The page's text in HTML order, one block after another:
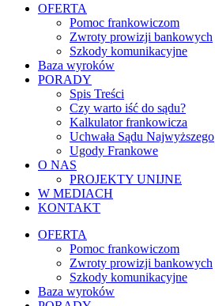
OFERTA
Pomoc frankowiczom
Zwroty prowizji bankowych
Szkody komunikacyjne
Baza wyroków
PORADY
Spis Treści
Czy warto iść do sądu?
Kalkulator frankowicza
Uchwała Sądu Najwyższego
Ugody Frankowe
O NAS
PROJEKTY UNIJNE
W MEDIACH
KONTAKT
OFERTA
Pomoc frankowiczom
Zwroty prowizji bankowych
Szkody komunikacyjne
Baza wyroków